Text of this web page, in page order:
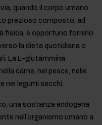
quando il corpo umano
prezioso composto, ad
fisica, è opportuno fornirlo
la dieta quotidiana o
La L-glutammina
carne, nel pesce, nelle
nei legumi secchi.
una sostanza endogena
nell'organismo umano a